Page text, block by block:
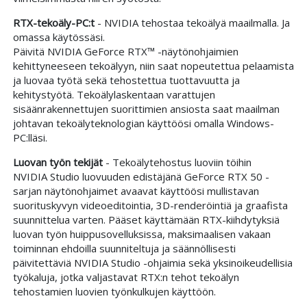
RTX-tekoäly-PC:t- NVIDIA tehostaa tekoälyä maailmalla. Ja
omassa käytössäsi.
Päivitä NVIDIA GeForce RTX™ -näytönohjaimien
kehittyneeseen tekoälyyn, niin saat nopeutettua pelaamista
ja luovaa työtä sekä tehostettua tuottavuutta ja
kehitystyötä. Tekoälylaskentaan varattujen
sisäänrakennettujen suorittimien ansiosta saat maailman
johtavan tekoälyteknologian käyttöösi omalla Windows-
PC:lläsi.
Luovan työn tekijät- Tekoälytehostus luoviin töihin
NVIDIA Studio luovuuden edistäjänä GeForce RTX 50 -
sarjan näytönohjaimet avaavat käyttöösi mullistavan
suorituskyvyn videoeditointia, 3D-renderöintiä ja graafista
suunnittelua varten. Pääset käyttämään RTX-kiihdytyksiä
luovan työn huippusovelluksissa, maksimaalisen vakaan
toiminnan ehdoilla suunniteltuja ja säännöllisesti
päivitettäviä NVIDIA Studio -ohjaimia sekä yksinoikeudellisia
työkaluja, jotka valjastavat RTX:n tehot tekoälyn
tehostamien luovien työnkulkujen käyttöön.